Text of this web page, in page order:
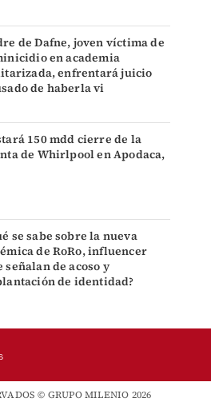
de Dafne, joven víctima de
en academia
enfrentará juicio
de haberla vi
150 mdd cierre de la
de Whirlpool en Apodaca,
se sabe sobre la nueva
de RoRo, influencer
señalan de acoso y
de identidad?
© GRUPO MILENIO 2026